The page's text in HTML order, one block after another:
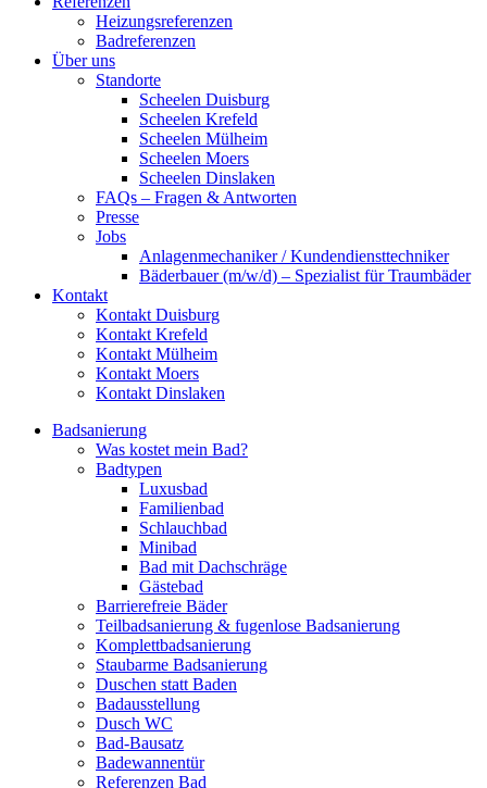
Heizungsreferenzen
Badreferenzen
Über uns
Standorte
Scheelen Duisburg
Scheelen Krefeld
Scheelen Mülheim
Scheelen Moers
Scheelen Dinslaken
FAQs – Fragen & Antworten
Presse
Jobs
Anlagenmechaniker / Kundendiensttechniker
Bäderbauer (m/w/d) – Spezialist für Traumbäder
Kontakt
Kontakt Duisburg
Kontakt Krefeld
Kontakt Mülheim
Kontakt Moers
Kontakt Dinslaken
Badsanierung
Was kostet mein Bad?
Badtypen
Luxusbad
Familienbad
Schlauchbad
Minibad
Bad mit Dachschräge
Gästebad
Barrierefreie Bäder
Teilbadsanierung & fugenlose Badsanierung
Komplettbadsanierung
Staubarme Badsanierung
Duschen statt Baden
Badausstellung
Dusch WC
Bad-Bausatz
Badewannentür
Referenzen Bad